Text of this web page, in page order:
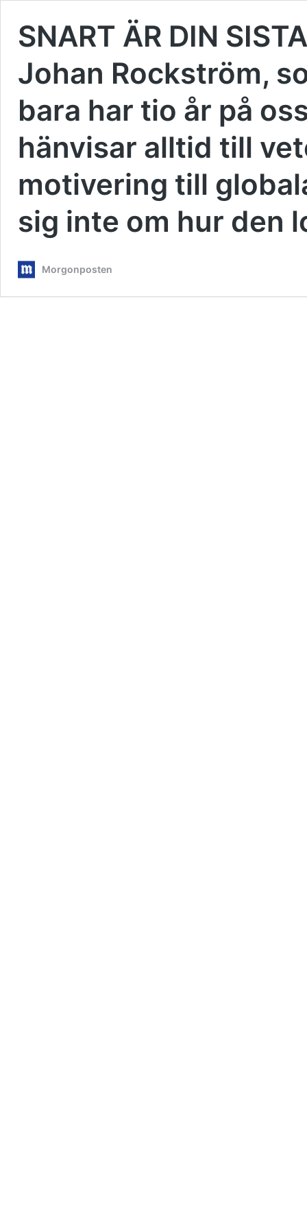
SNART ÄR DIN
Johan Rockström,
bara har tio år på
hänvisar alltid till
motivering till
sig inte om hur den
Morgonposten